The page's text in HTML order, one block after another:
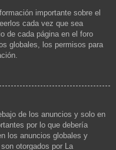
importante sobre el
cada vez que sea
de cada página en el foro
globales, los permisos para
de los anuncios y solo en
por lo que debería
los anuncios globales y
otorgados por La